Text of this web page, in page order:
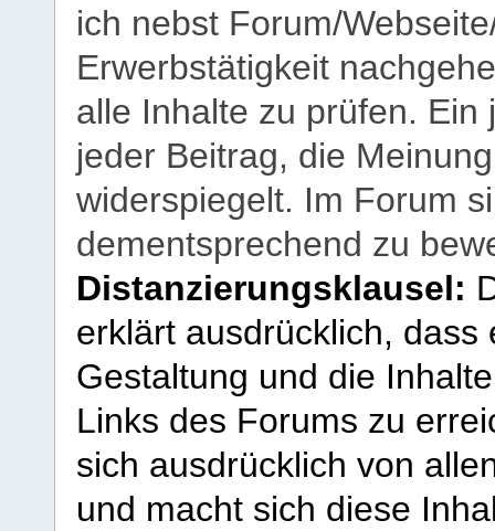
ich nebst Forum/
Erwerbstätigkeit
alle Inhalte zu prüfen.
jeder Beitrag, die
widerspiegelt. Im Forum
dementsprechend zu
Distanzierungsklausel:
erklärt ausdrücklich,
Gestaltung und die
Links des Forums zu
sich ausdrücklich von
und macht sich diese